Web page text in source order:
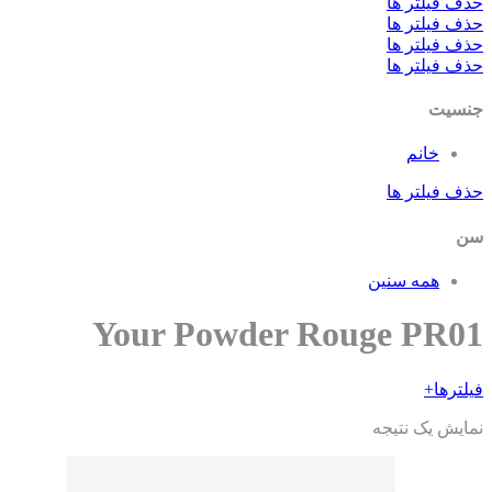
فیلتر ها
فیلتر ها
فیلتر ها
خانم
فیلتر ها
همه سنین
Your Powder Rouge
+
یک نتیجه